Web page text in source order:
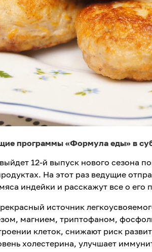
программы «Формула еды» в
12-й выпуск нового сезона
На этот раз ведущие
индейки и расскажут все о его
источник
магнием, триптофаном,
клеток, снижают риск
холестерина, улучшает